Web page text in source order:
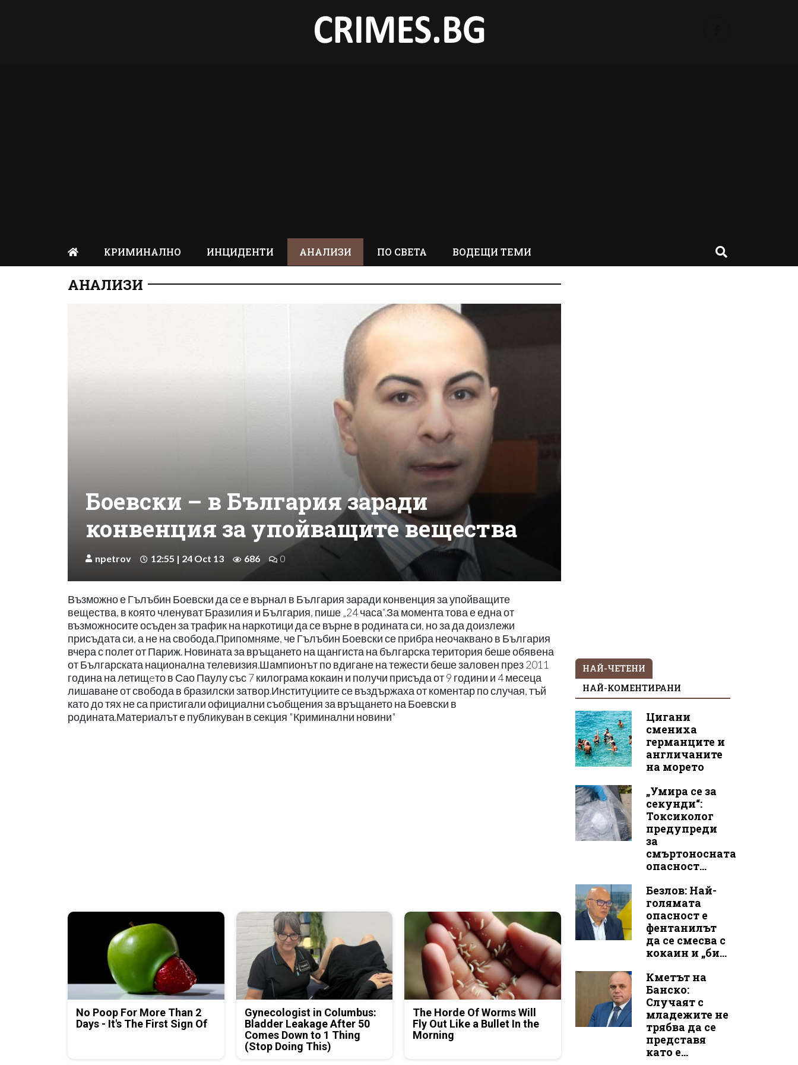
КРИМИНАЛНО ИНЦИДЕНТИ АНАЛИЗИ ПО СВЕТА ВОДЕЩИ ТЕМИ
АНАЛИЗИ
Боевски – в България заради
конвенция за упойващите вещества
npetrov 12:55 | 24 Oct 13 686 0
Възможно е Гълъбин Боевски да се е върнал в България заради конвенция за упойващите
вещества, в която членуват Бразилия и България, пише „24 часа“.За момента това е една от
възможносите осъден за трафик на наркотици да се върне в родината си, но за да доизлежи
присъдата си, а не на свобода.Припомняме, че Гълъбин Боевски се прибра неочаквано в България
вчера с полет от Париж. Новината за връщането на щангиста на българска територия беше обявена
от Българската национална телевизия.Шампионът по вдигане на тежести беше заловен през 2011
година на летищeто в Сао Паулу със 7 килограма кокаин и получи присъда от 9 години и 4 месеца
лишаване от свобода в бразилски затвор.Институциите се въздържаха от коментар по случая, тъй
като до тях не са пристигали официални съобщения за връщането на Боевски в
родината.Материалът е публикуван в секция "Криминални новини"
No Poop For More Than 2
Days - It's The First Sign Of
Gynecologist in Columbus:
Bladder Leakage After 50
Comes Down to 1 Thing
(Stop Doing This)
The Horde Of Worms Will
Fly Out Like a Bullet In the
Morning
НАЙ-ЧЕТЕНИ
НАЙ-КОМЕНТИРАНИ
Цигани
смениха
германците и
англичаните
на морето
„Умира се за
секунди“:
Токсиколог
предупреди
за
смъртоносната
опасност...
Безлов: Най-
голямата
опасност е
фентанилът
да се смесва с
кокаин и „би...
Кметът на
Банско:
Случаят с
младежите не
трябва да се
представя
като е...